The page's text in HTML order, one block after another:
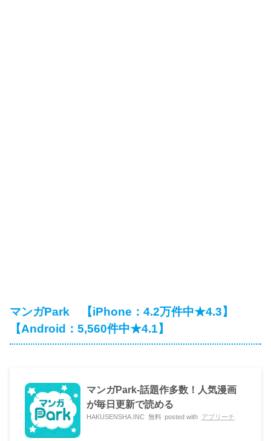
マンガPark 【iPhone：4.2万件中★4.3】
【Android：5,560件中★4.1】
マンガPark-話題作多数！人気漫画
が毎日更新で読める
HAKUSENSHA.INC 無料 posted with アプリーチ